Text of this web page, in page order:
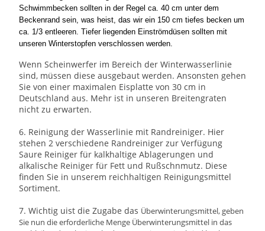
Schwimmbecken sollten in der Regel ca. 40 cm unter dem
Beckenrand sein, was heist, das wir ein 150 cm tiefes becken um
ca. 1/3 entleeren. Tiefer liegenden Einströmdüsen sollten mit
unseren Winterstopfen verschlossen werden.
Wenn Scheinwerfer im Bereich der Winterwasserlinie
sind, müssen diese ausgebaut werden. Ansonsten gehen
Sie von einer maximalen Eisplatte von 30 cm in
Deutschland aus. Mehr ist in unseren Breitengraten
nicht zu erwarten.
6. Reinigung der Wasserlinie mit Randreiniger. Hier
stehen 2 verschiedene Randreiniger zur Verfügung
Saure Reiniger für kalkhaltige Ablagerungen und
alkalische Reiniger für Fett und Rußschnmutz. Diese
finden Sie in unserem reichhaltigen Reinigungsmittel
Sortiment.
7. Wichtig uist die Zugabe das Überwinterungsmittel, geben
Sie nun die erforderliche Menge Überwinterungsmittel in das